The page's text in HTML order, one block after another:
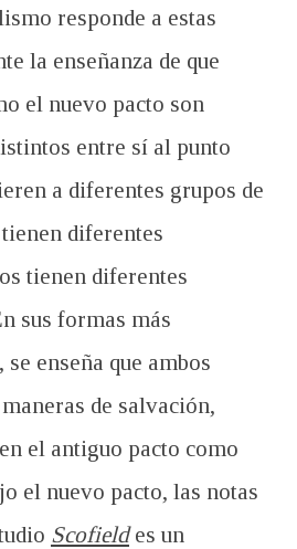
responde a estas
la enseñanza de que
el nuevo pacto son
entre sí al punto
a diferentes grupos de
diferentes
tienen diferentes
sus formas más
enseña que ambos
de salvación,
el antiguo pacto como
el nuevo pacto, las notas
Scofieldes un